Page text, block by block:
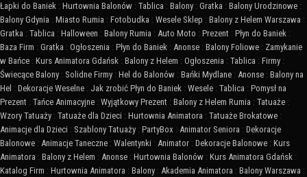
Łapki do Baniek : Hurtownia Balonów : Tablica : Balony : Gratka : Balony Urodzinowe :
Balony Gdynia : Miasto Rumia : Fotobudka : Wesele Sklep : Balony z Helem Warszawa :
Gratka : Tablica : Halloween : Balony Rumia : Auto Moto : Prezent : Płyn do Baniek :
Baza Firm : Gratka : Ogłoszenia : Płyn do Baniek : Anonse : Balony Foliowe : Zamykanie
w Bańce : Kurs Animatora Gdańsk : Balony z Helem : Ogłoszenia : Tablica : Firmy :
Świecące Balony : Solidne Firmy : Hel do Balonów : Bańki Mydlane : Anonse : Balony na
Hel : Dekoracje Weselne : Jak zrobić Płyn do Baniek : Wesele : Tablica : Pomysł na
Prezent : Tańce Animacyjne : Wyjątkowy Prezent : Balony z Helem Rumia : Tatuaże :
Wzory Tatuaży : Tatuaże dla Dzieci : Hurtownia Animatora : Tatuaże Brokatowe :
Animacje dla Dzieci : Szablony Tatuaży : PartyBox : Animator Seniora : Dekoracje
Balonowe : Animacje Taneczne : Walentynki : Animator : Dekoracje Balonowe : Kurs
Animatora : Balony z Helem : Anonse : Hurtownia Balonów : Kurs Animatora Gdańsk :
Katalog Firm : Hurtownia Animatora : Balony : Akademia Animatora : Balony Warszawa :